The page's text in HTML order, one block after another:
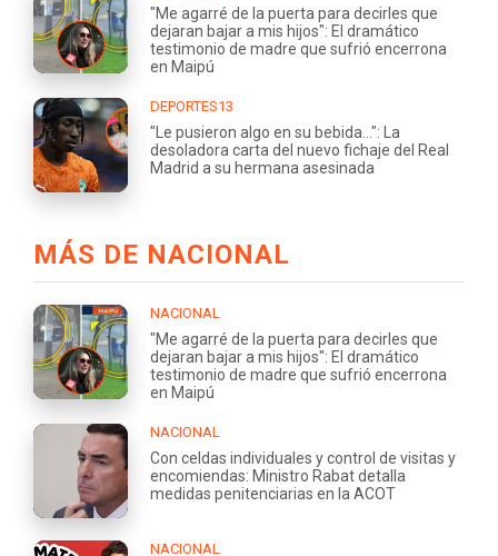
"Me agarré de la puerta para decirles que
dejaran bajar a mis hijos": El dramático
testimonio de madre que sufrió encerrona
en Maipú
DEPORTES13
"Le pusieron algo en su bebida...": La
desoladora carta del nuevo fichaje del Real
Madrid a su hermana asesinada
MÁS DE NACIONAL
NACIONAL
"Me agarré de la puerta para decirles que
dejaran bajar a mis hijos": El dramático
testimonio de madre que sufrió encerrona
en Maipú
NACIONAL
Con celdas individuales y control de visitas y
encomiendas: Ministro Rabat detalla
medidas penitenciarias en la ACOT
NACIONAL